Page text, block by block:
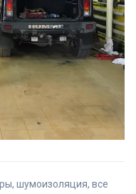
шумоизоляция, все